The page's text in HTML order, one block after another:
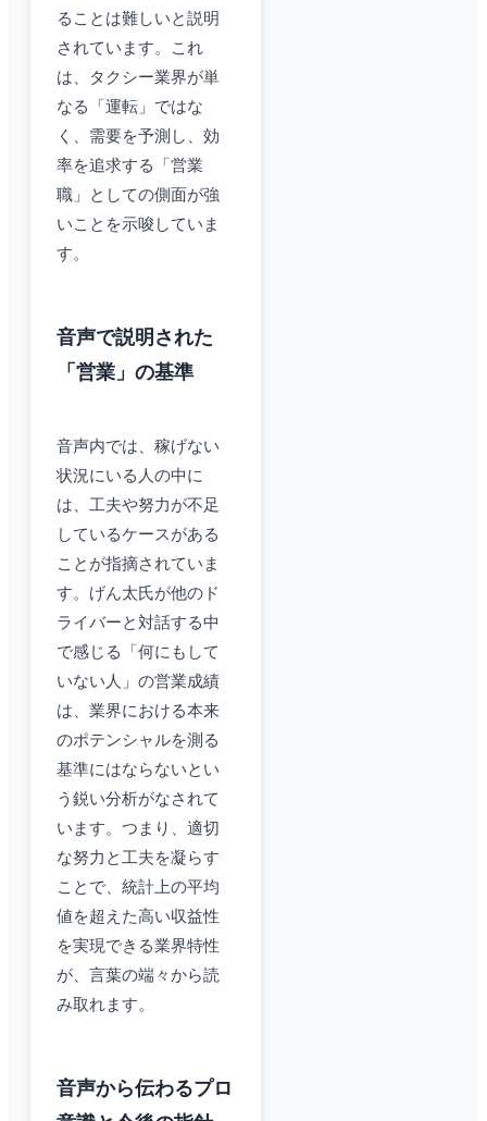
ることは難しいと説明
されています。これ
は、タクシー業界が単
なる「運転」ではな
く、需要を予測し、効
率を追求する「営業
職」としての側面が強
いことを示唆していま
す。
音声で説明された
「営業」の基準
音声内では、稼げない
状況にいる人の中に
は、工夫や努力が不足
しているケースがある
ことが指摘されていま
す。げん太氏が他のド
ライバーと対話する中
で感じる「何にもして
いない人」の営業成績
は、業界における本来
のポテンシャルを測る
基準にはならないとい
う鋭い分析がなされて
います。つまり、適切
な努力と工夫を凝らす
ことで、統計上の平均
値を超えた高い収益性
を実現できる業界特性
が、言葉の端々から読
み取れます。
音声から伝わるプロ